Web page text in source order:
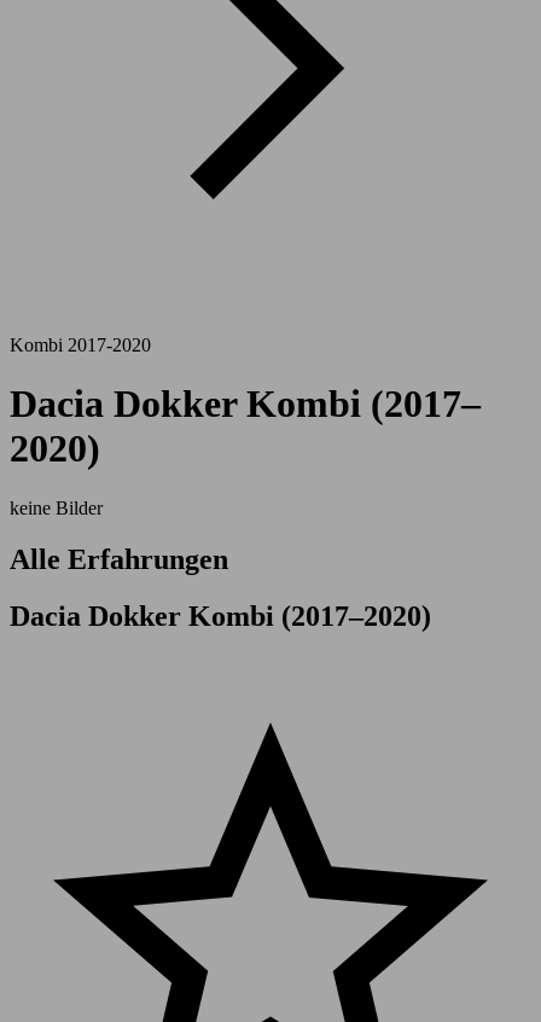
Kombi 2017-2020
Dacia Dokker Kombi (2017–
2020)
keine Bilder
Alle Erfahrungen
Dacia Dokker Kombi (2017–2020)